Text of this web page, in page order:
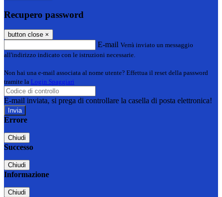
Recupero password
button close ×
E-mail Verrà inviato un messaggio
all'indirizzo indicato con le istruzioni necessarie.
Non hai una e-mail associata al nome utente? Effettua il reset della password
tramite la Login Spaggiari
E-mail inviata, si prega di controllare la casella di posta elettronica!
Errore
Chiudi
Successo
Chiudi
Informazione
Chiudi